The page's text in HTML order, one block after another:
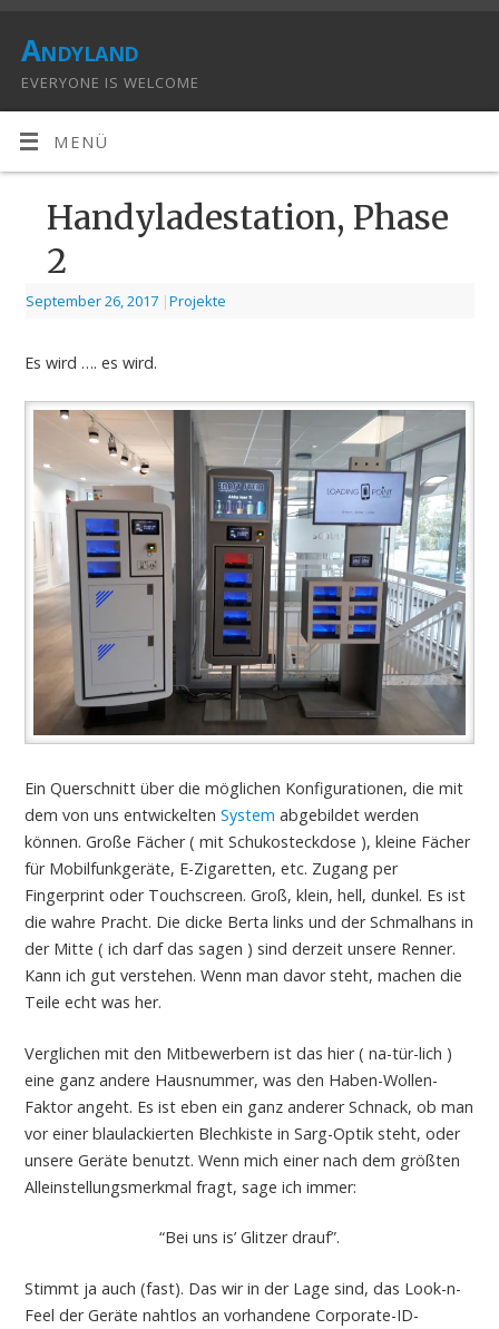
Andyland
EVERYONE IS WELCOME
MENÜ
Handyladestation, Phase
2
September 26, 2017 |Projekte
Es wird …. es wird.
Ein Querschnitt über die möglichen Konfigurationen, die mit
dem von uns entwickelten System abgebildet werden
können. Große Fächer ( mit Schukosteckdose ), kleine Fächer
für Mobilfunkgeräte, E-Zigaretten, etc. Zugang per
Fingerprint oder Touchscreen. Groß, klein, hell, dunkel. Es ist
die wahre Pracht. Die dicke Berta links und der Schmalhans in
der Mitte ( ich darf das sagen ) sind derzeit unsere Renner.
Kann ich gut verstehen. Wenn man davor steht, machen die
Teile echt was her.
Verglichen mit den Mitbewerbern ist das hier ( na-tür-lich )
eine ganz andere Hausnummer, was den Haben-Wollen-
Faktor angeht. Es ist eben ein ganz anderer Schnack, ob man
vor einer blaulackierten Blechkiste in Sarg-Optik steht, oder
unsere Geräte benutzt. Wenn mich einer nach dem größten
Alleinstellungsmerkmal fragt, sage ich immer:
“Bei uns is’ Glitzer drauf”.
Stimmt ja auch (fast). Das wir in der Lage sind, das Look-n-
Feel der Geräte nahtlos an vorhandene Corporate-ID-